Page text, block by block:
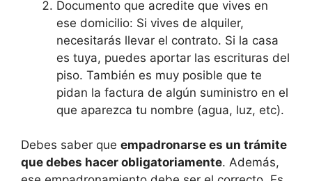
Documento que acredite que vives en
ese domicilio: Si vives de alquiler,
necesitarás llevar el contrato. Si la casa
es tuya, puedes aportar las escrituras del
piso. También es muy posible que te
pidan la factura de algún suministro en el
que aparezca tu nombre (agua, luz, etc).
Debes saber que empadronarse es un trámite
que debes hacer obligatoriamente. Además,